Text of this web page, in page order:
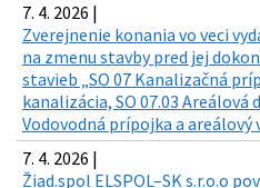
7. 4. 2026 |
Zverejnenie konania vo veci
na zmenu stavby pred jej
stavieb „SO 07 Kanalizačná
kanalizácia, SO 07.03 Areálová
Vodovodná prípojka a areálový
7. 4. 2026 |
Žiad.spol ELSPOL–SK s.r.o.o